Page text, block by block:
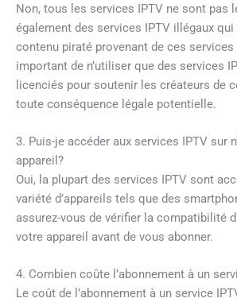
Non, tous les services IPTV ne sont pas
également des services IPTV illégaux
contenu piraté provenant de ces
important de n’utiliser que des services
licenciés pour soutenir les créateurs de
toute conséquence légale potentielle.
3. Puis-je accéder aux services IPTV sur
appareil?
Oui, la plupart des services IPTV sont
variété d’appareils tels que des
assurez-vous de vérifier la compatibilité
votre appareil avant de vous abonner.
4. Combien coûte l’abonnement à un
Le coût de l’abonnement à un service